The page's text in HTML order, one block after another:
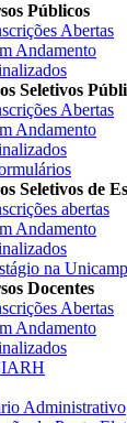
Públicos
Abertas
Andamento
Seletivos
Abertas
Andamento
Seletivos de
abertas
Andamento
na Unicamp
Docentes
Abertas
Andamento
Administrativo